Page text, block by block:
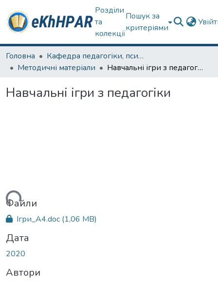
Розділи
та
колекції
Пошук за
критеріями
Головна
Кафедра педагогіки, психології, початкової освіти та освітнього менеджменту
Методичні матеріали
Навчальні ігри з педагогіки
Навчальні ігри з педагогіки
Файли
Ігри_A4.doc (1,06 MB)
Дата
2020
Автори